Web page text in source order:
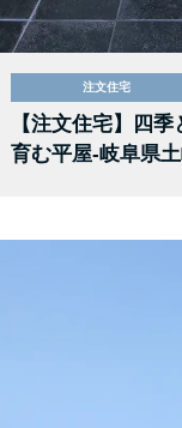
注文住宅
【注文住宅】四
育む平屋-岐阜県